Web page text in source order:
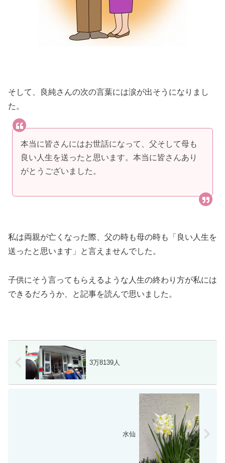
そして、良純さんの次の言葉には涙が出そうになりまし
た。
本当に皆さんにはお世話になって、父そして母も
良い人生を送ったと思います。本当に皆さんあり
がとうございました。
私は両親が亡くなった際、父の時も母の時も「良い人生を
送ったと思います」と言えませんでした。
子供にそう言ってもらえるような人生の終わり方が私には
できるだろうか、と記事を読んで思いました。
3万8139人
水仙